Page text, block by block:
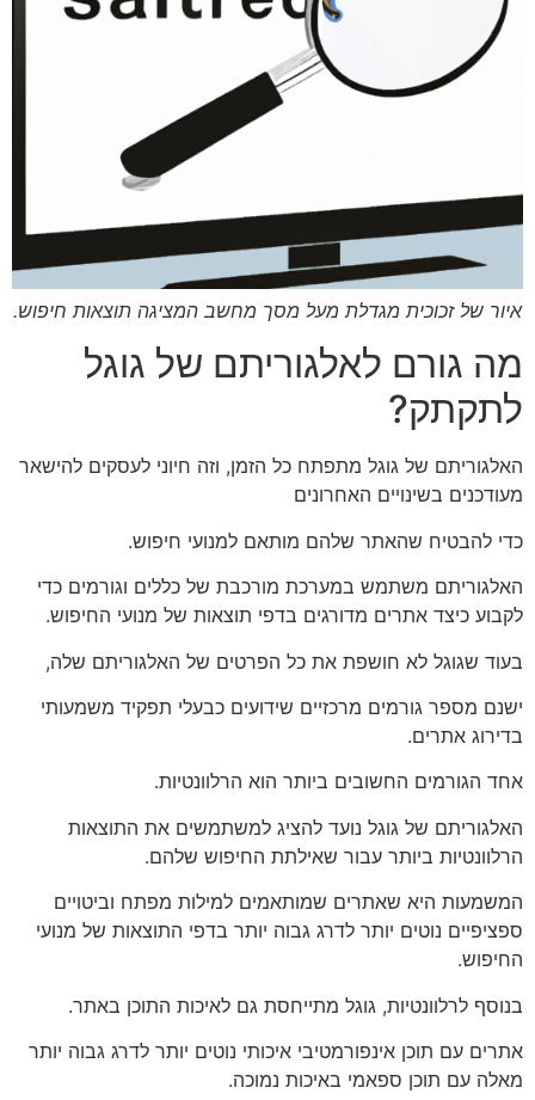
איור של זכוכית מגדלת מעל מסך מחשב המציגה תוצאות חיפוש.
מה גורם לאלגוריתם של גוגל
לתקתק?
האלגוריתם של גוגל מתפתח כל הזמן, וזה חיוני לעסקים להישאר
מעודכנים בשינויים האחרונים
כדי להבטיח שהאתר שלהם מותאם למנועי חיפוש.
האלגוריתם משתמש במערכת מורכבת של כללים וגורמים כדי
לקבוע כיצד אתרים מדורגים בדפי תוצאות של מנועי החיפוש.
בעוד שגוגל לא חושפת את כל הפרטים של האלגוריתם שלה,
ישנם מספר גורמים מרכזיים שידועים כבעלי תפקיד משמעותי
בדירוג אתרים.
אחד הגורמים החשובים ביותר הוא הרלוונטיות.
האלגוריתם של גוגל נועד להציג למשתמשים את התוצאות
הרלוונטיות ביותר עבור שאילתת החיפוש שלהם.
המשמעות היא שאתרים שמותאמים למילות מפתח וביטויים
ספציפיים נוטים יותר לדרג גבוה יותר בדפי התוצאות של מנועי
החיפוש.
בנוסף לרלוונטיות, גוגל מתייחסת גם לאיכות התוכן באתר.
אתרים עם תוכן אינפורמטיבי איכותי נוטים יותר לדרג גבוה יותר
מאלה עם תוכן ספאמי באיכות נמוכה.